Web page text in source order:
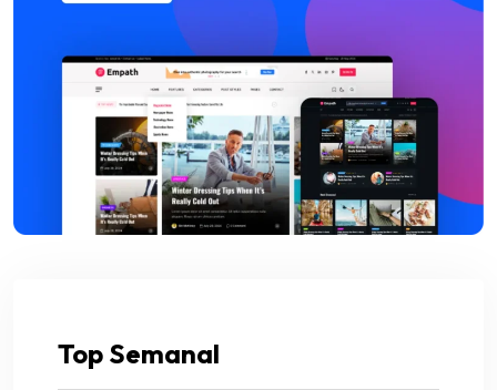
Top Semanal